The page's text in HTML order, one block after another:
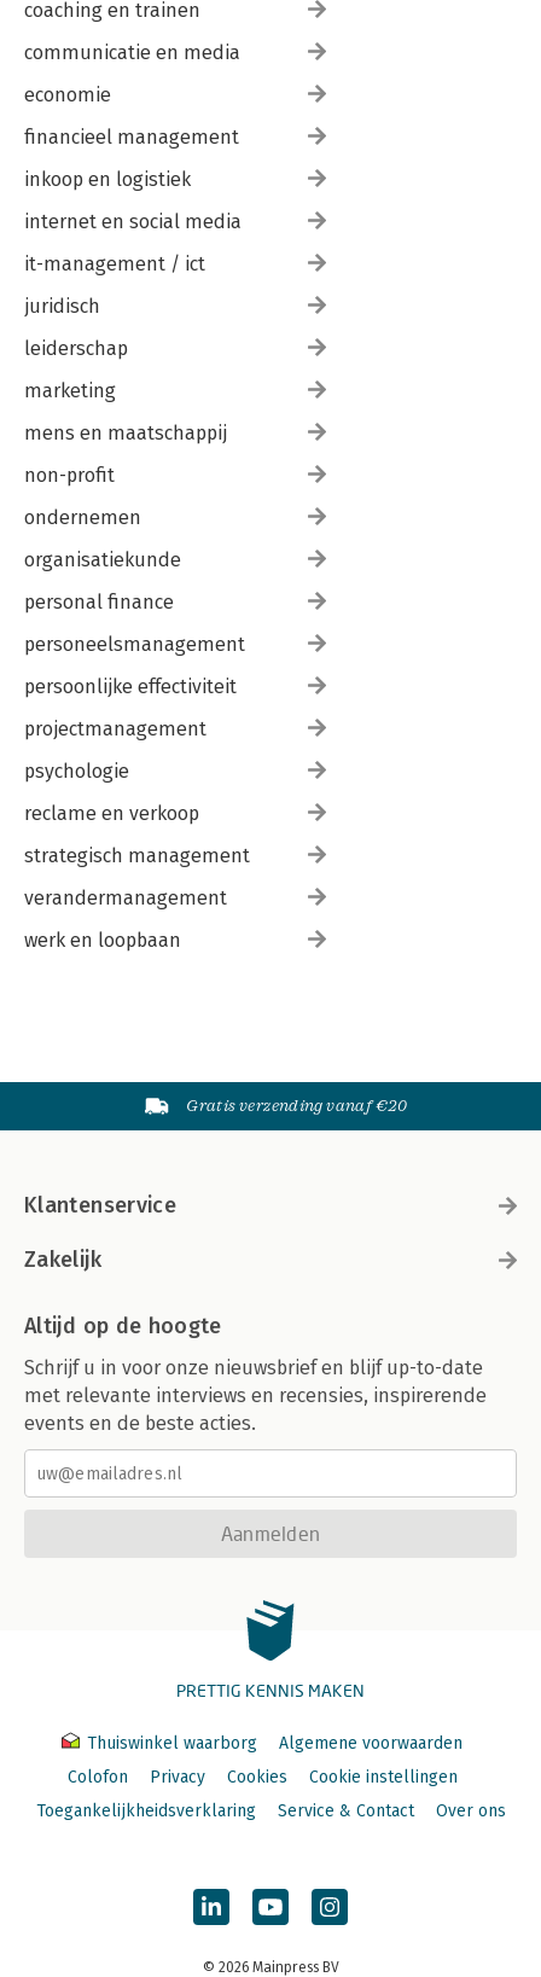
coaching en trainen
communicatie en media
economie
financieel management
inkoop en logistiek
internet en social media
it-management / ict
juridisch
leiderschap
marketing
mens en maatschappij
non-profit
ondernemen
organisatiekunde
personal finance
personeelsmanagement
persoonlijke effectiviteit
projectmanagement
psychologie
reclame en verkoop
strategisch management
verandermanagement
werk en loopbaan
Gratis verzending vanaf €20
Klantenservice
Zakelijk
Altijd op de hoogte
Schrijf u in voor onze nieuwsbrief en blijf up-to-date
met relevante interviews en recensies, inspirerende
events en de beste acties.
Aanmelden
PRETTIG KENNIS MAKEN
Thuiswinkel waarborg
Algemene voorwaarden
Colofon
Privacy Cookies
Cookie instellingen
Toegankelijkheidsverklaring
Service & Contact Over ons
© 2026 Mainpress BV